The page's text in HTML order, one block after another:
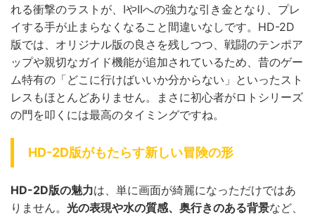
れる衝撃のラストが、IやIIへの強力な引き金となり、プレ
イする手が止まらなくなること間違いなしです。HD-2D
版では、オリジナル版の良さを残しつつ、戦闘のテンポア
ップや親切なガイド機能が追加されているため、昔のゲー
ム特有の「どこに行けばいいか分からない」といったスト
レスもほとんどありません。まさに初心者がロトシリーズ
の門を叩くには最高のタイミングですね。
HD-2D版がもたらす新しい冒険の形
HD-2D版の魅力は、単に画面が綺麗になっただけではあ
りません。 光の表現や水の質感、奥行きのある背景など、